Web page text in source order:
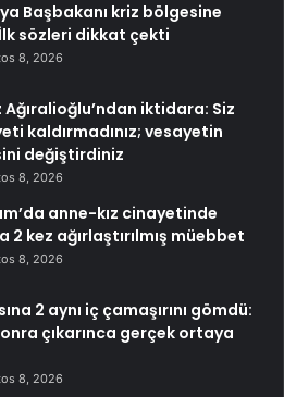
Başbakanı kriz bölgesine
sözleri dikkat çekti
8, 2026
Ağıralioğlu’ndan iktidara: Siz
kaldırmadınız; vesayetin
değiştirdiniz
8, 2026
anne-kız cinayetinde
2 kez ağırlaştırılmış müebbet
8, 2026
2 aynı iç çamaşırını gömdü:
çıkarınca gerçek ortaya
8, 2026